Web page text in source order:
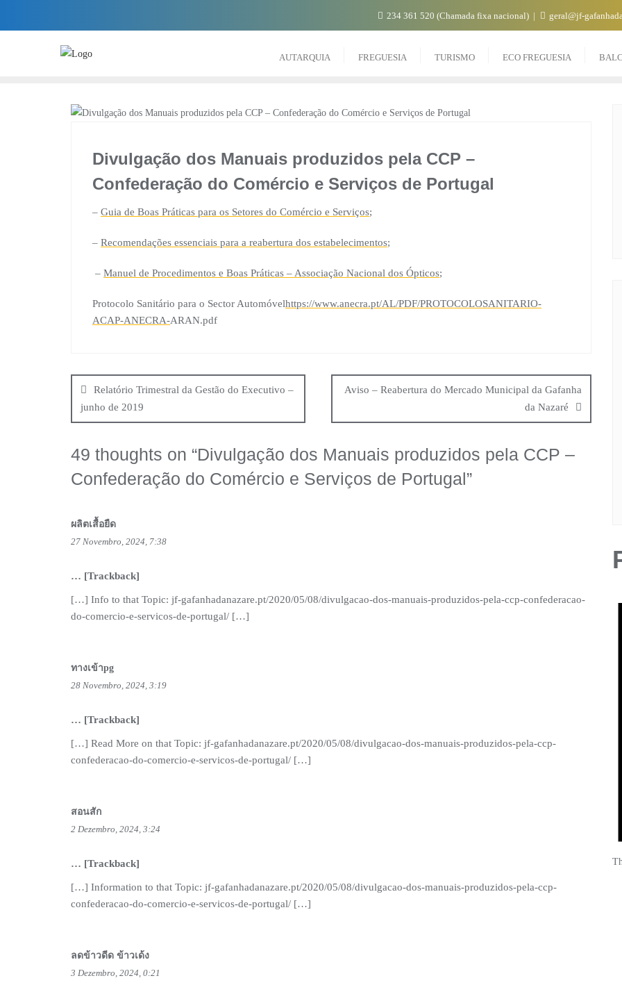
234 361 520 (Chamada fixa nacional) geral@jf-
AUTARQUIA FREGUESIA TURISMO ECO FREGUESIA
Divulgação dos Manuais produzidos pela CCP –
Confederação do Comércio e Serviços de Portugal
– Guia de Boas Práticas para os Setores do Comércio e Serviços;
– Recomendações essenciais para a reabertura dos estabelecimentos;
– Manuel de Procedimentos e Boas Práticas – Associação Nacional dos Ópticos;
Protocolo Sanitário para o Sector Automóvelhttps://www.anecra.pt/AL/PDF/PROTOCOLOSANITARIO-
ACAP-ANECRA-ARAN.pdf
de
artigos
Relatório Trimestral da Gestão do Executivo –
junho de 2019
Aviso – Reabertura do Mercado Municipal da Gafanha
da Nazaré
49 thoughts on “Divulgação dos Manuais produzidos pela CCP –
Confederação do Comércio e Serviços de Portugal”
ผลิตเสื้อยืด
27 Novembro, 2024, 7:38
… [Trackback]
[…] Info to that Topic: jf-gafanhadanazare.pt/2020/05/08/divulgacao-dos-manuais-produzidos-pela-ccp-confederacao-
do-comercio-e-servicos-de-portugal/ […]
ทางเข้าpg
28 Novembro, 2024, 3:19
… [Trackback]
[…] Read More on that Topic: jf-gafanhadanazare.pt/2020/05/08/divulgacao-dos-manuais-produzidos-pela-ccp-
confederacao-do-comercio-e-servicos-de-portugal/ […]
สอนสัก
2 Dezembro, 2024, 3:24
… [Trackback]
[…] Information to that Topic: jf-gafanhadanazare.pt/2020/05/08/divulgacao-dos-manuais-produzidos-pela-ccp-
confederacao-do-comercio-e-servicos-de-portugal/ […]
ลดข้าวดีด ข้าวเด้ง
3 Dezembro, 2024, 0:21